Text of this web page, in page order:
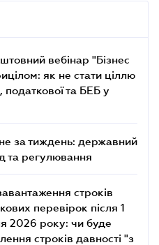
вебінар "Бізнес
як не стати ціллю
податкової та БЕБ у
за тиждень: державний
та регулювання
строків
перевірок після 1
2026 року: чи буде
строків давності "з